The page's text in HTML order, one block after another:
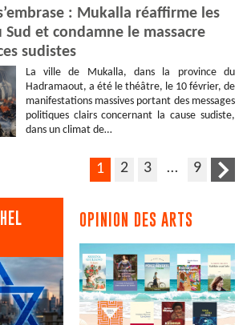
: Mukalla réaffirme les
et condamne le massacre
sudistes
La ville de Mukalla, dans la province du
Hadramaout, a été le théâtre, le 10 février, de
manifestations massives portant des messages
politiques clairs concernant la cause sudiste,
dans un climat de…
1 2 3 … 9
OPINION DES ARTS